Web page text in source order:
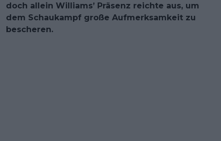
doch allein Williams’ Präsenz reichte aus, um
dem Schaukampf große Aufmerksamkeit zu
bescheren.